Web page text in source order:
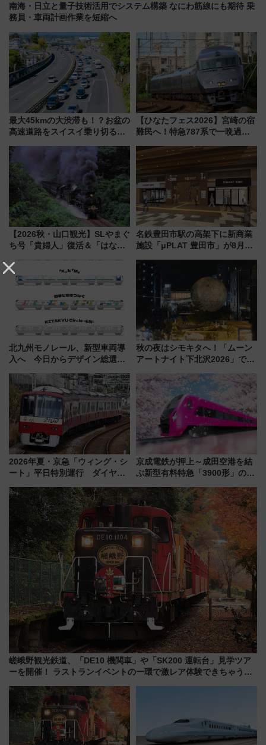
南海・日立と量子技術活用でシステム構築 なにわ筋線にも期待 乗
務員・車両計画作業を短縮へ
最大45kmの大渋滞も！？お盆の
高速道路をスイスイ乗り切る快
【ひなたフェス2026】宮崎の宿
難民へ！特急787系で一晩過ご
ローおひさま」が救世主に？
【2026秋・山口観光】SLやまぐ
ち号「貴婦人」復活＆「はなあ
注目観光列車まとめ きっぷの取
り方は？
名鉄豊田市駅の高架下に新商業
施設「μPLAT 豊田市」が8月26
たな玄関口へ
北九州モノレール、新型車両導
入へ 今日からデザイン総選挙
秋の夜はシモキタへ！「ムーン
アートナイト下北沢2026」でイ
を満喫しよう
2026年夏・京急「ウィング・シ
ート」平日特別運行 ダイヤ・
三浦海岸を堪能できるお出かけ
プランもご紹介
京成電鉄が押上～成田空港を結
ぶ新型有料特急「3900形」のコ
募集も実施
嵯峨野観光鉄道、「DE10 機関車」や「SK200 運転台」見学ツア
ーを開催！ ラストランイベントの一環で激レア体験できちゃうか